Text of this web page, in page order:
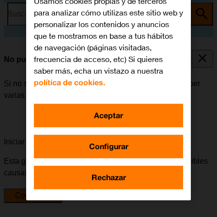
Busca por problema o tema
No puedo instalar una app
Si no se puede instalar una app en la tablet, puede haber
varias causas posibles al problema.
Iniciar la guía para solucionar tu problema
Esta guía te va a conducir a través de una serie de posibles
causas y soluciones al problema.
Comenzar
para analizar cómo utilizas este sitio web y
personalizar los contenidos y anuncios
que te mostramos en base a tus hábitos
de navegación (páginas visitadas,
frecuencia de acceso, etc) Si quieres
saber más, echa un vistazo a nuestra
política de cookies.
Configurar
Rechazar
Aceptar